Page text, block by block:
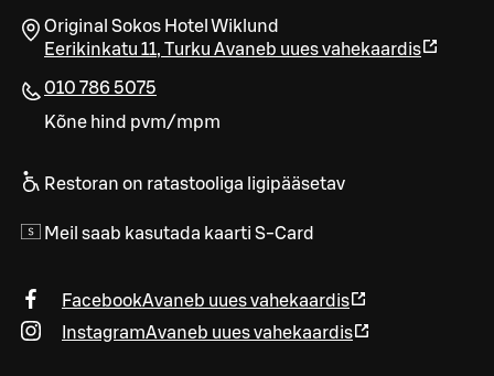
Original Sokos Hotel Wiklund
Eerikinkatu 11, Turku Avaneb uues vahekaardis
010 786 5075
Kõne hind pvm/mpm
Restoran on ratastooliga ligipääsetav
Meil saab kasutada kaarti S-Card
FacebookAvaneb uues vahekaardis
InstagramAvaneb uues vahekaardis